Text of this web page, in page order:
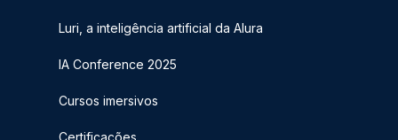
Luri, a inteligência artificial da Alura
IA Conference 2025
Cursos imersivos
Certificações